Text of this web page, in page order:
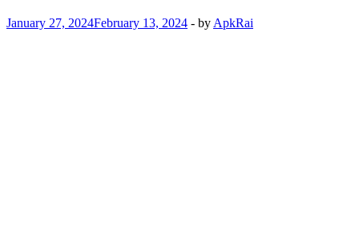
January 27, 2024February 13, 2024 - by ApkRai